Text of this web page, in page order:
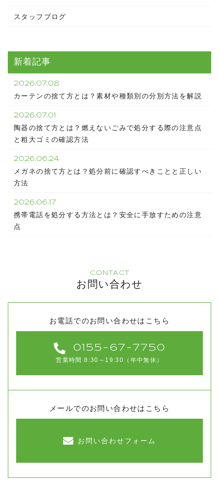
スタッフブログ
新着記事
2026.07.08
カーテンの捨て方とは？素材や種類別の分別方法を解説
2026.07.01
陶器の捨て方とは？燃えないごみで処分する際の注意点
と粗大ゴミの確認方法
2026.06.24
メガネの捨て方とは？処分前に確認すべきことと正しい
方法
2026.06.17
携帯電話を処分する方法とは？安全に手放すための注意
点
CONTACT
お問い合わせ
お電話でのお問い合わせはこちら
0155-67-7750
営業時間 8:30～19:30（年中無休）
メールでのお問い合わせはこちら
お問い合わせフォーム